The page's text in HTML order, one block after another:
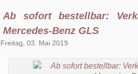
Ab sofort bestellbar:
Mercedes-Benz GLS
Freitag, 03. Mai 2019